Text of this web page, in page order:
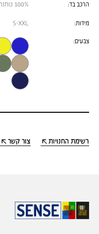
הרכב בד:
מידות:
100% כותנה סרוקה
S-XXL
צבעים:
רשימת החנויות צור קשר